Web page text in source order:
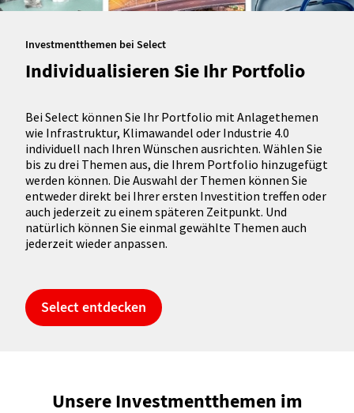
Investmentthemen bei Select
Individualisieren Sie Ihr Portfolio
Bei Select können Sie Ihr Portfolio mit Anlagethemen
wie Infrastruktur, Klimawandel oder Industrie 4.0
individuell nach Ihren Wünschen ausrichten. Wählen Sie
bis zu drei Themen aus, die Ihrem Portfolio hinzugefügt
werden können. Die Auswahl der Themen können Sie
entweder direkt bei Ihrer ersten Investition treffen oder
auch jederzeit zu einem späteren Zeitpunkt. Und
natürlich können Sie einmal gewählte Themen auch
jederzeit wieder anpassen.
Select entdecken
Unsere Investmentthemen im